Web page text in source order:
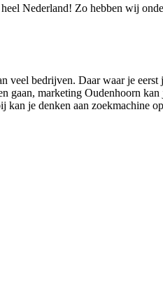
Nederland! Zo hebben wij
bedrijven. Daar waar je
marketing Oudenhoorn
je denken aan zoekmachine